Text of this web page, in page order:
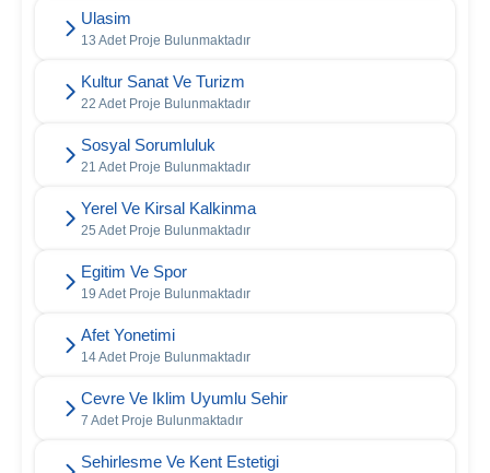
Ulasim
13 Adet Proje Bulunmaktadır
Kultur Sanat Ve Turizm
22 Adet Proje Bulunmaktadır
Sosyal Sorumluluk
21 Adet Proje Bulunmaktadır
Yerel Ve Kirsal Kalkinma
25 Adet Proje Bulunmaktadır
Egitim Ve Spor
19 Adet Proje Bulunmaktadır
Afet Yonetimi
14 Adet Proje Bulunmaktadır
Cevre Ve Iklim Uyumlu Sehir
7 Adet Proje Bulunmaktadır
Sehirlesme Ve Kent Estetigi